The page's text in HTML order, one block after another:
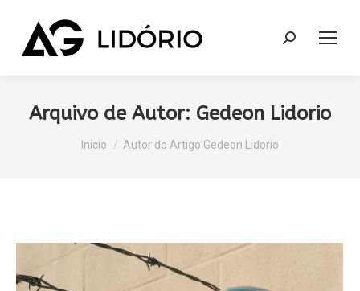
Search:
Arquivo de Autor: Gedeon Lidorio
Você está aqui:
Início Autor do Artigo Gedeon Lidorio